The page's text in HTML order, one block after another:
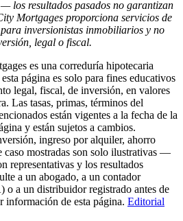
los resultados pasados no garantizan
Mortgages proporciona servicios de
inversionistas inmobiliarios y no
legal o fiscal.
es una correduría hipotecaria
página es solo para fines educativos
legal, fiscal, de inversión, en valores
Las tasas, primas, términos del
están vigentes a la fecha de la
y están sujetos a cambios.
ingreso por alquiler, ahorro
caso mostradas son solo ilustrativas —
representativas y los resultados
a un abogado, a un contador
o a un distribuidor registrado antes de
información de esta página. Editorial